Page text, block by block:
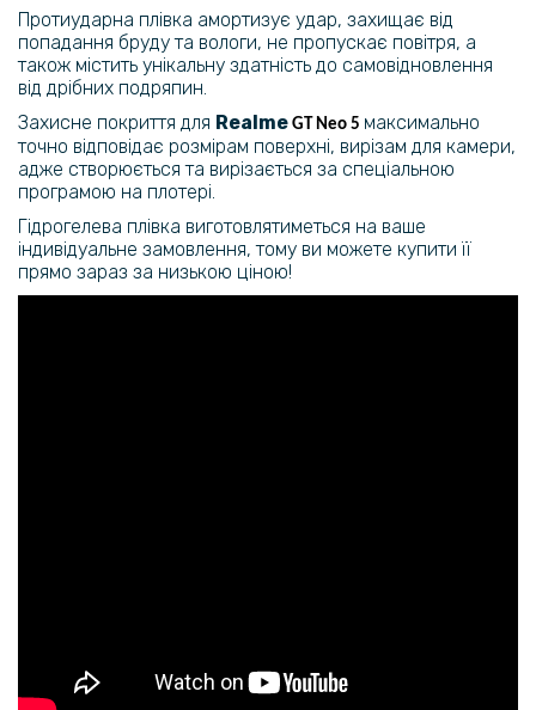
Протиударна плівка амортизує удар, захищає від
попадання бруду та вологи, не пропускає повітря, а
також містить унікальну здатність до самовідновлення
від дрібних подряпин.
Захисне покриття для Realme GT Neo 5 максимально
точно відповідає розмірам поверхні, вирізам для камери,
адже створюється та вирізається за спеціальною
програмою на плотері.
Гідрогелева плівка виготовлятиметься на ваше
індивідуальне замовлення, тому ви можете купити її
прямо зараз за низькою ціною!